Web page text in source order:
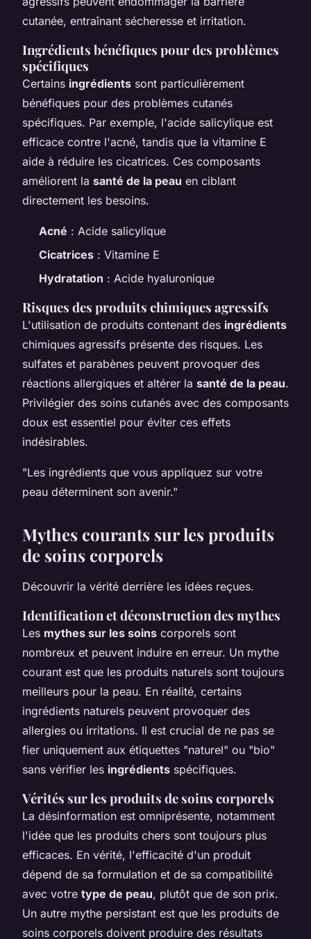
cutanée, entraînant sécheresse et irritation.
Ingrédients bénéfiques pour des problèmes
spécifiques
Certains ingrédients sont particulièrement
bénéfiques pour des problèmes cutanés
spécifiques. Par exemple, l'acide salicylique est
efficace contre l'acné, tandis que la vitamine E
aide à réduire les cicatrices. Ces composants
améliorent la santé de la peau en ciblant
directement les besoins.
Acné : Acide salicylique
Cicatrices : Vitamine E
Hydratation : Acide hyaluronique
Risques des produits chimiques agressifs
L'utilisation de produits contenant des ingrédients
chimiques agressifs présente des risques. Les
sulfates et parabènes peuvent provoquer des
réactions allergiques et altérer la santé de la peau.
Privilégier des soins cutanés avec des composants
doux est essentiel pour éviter ces effets
indésirables.
"Les ingrédients que vous appliquez sur votre
peau déterminent son avenir."
Mythes courants sur les produits
de soins corporels
Découvrir la vérité derrière les idées reçues.
Identification et déconstruction des mythes
Les mythes sur les soins corporels sont
nombreux et peuvent induire en erreur. Un mythe
courant est que les produits naturels sont toujours
meilleurs pour la peau. En réalité, certains
ingrédients naturels peuvent provoquer des
allergies ou irritations. Il est crucial de ne pas se
fier uniquement aux étiquettes "naturel" ou "bio"
sans vérifier les ingrédients spécifiques.
Vérités sur les produits de soins corporels
La désinformation est omniprésente, notamment
l'idée que les produits chers sont toujours plus
efficaces. En vérité, l'efficacité d'un produit
dépend de sa formulation et de sa compatibilité
avec votre type de peau, plutôt que de son prix.
Un autre mythe persistant est que les produits de
soins corporels doivent produire des résultats